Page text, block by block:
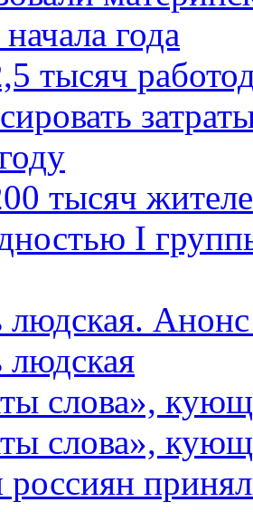
года
тысяч
тысяч
I
людская.
слова»,
слова»,